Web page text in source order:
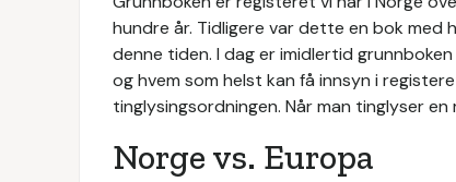
hundre år. Tidligere var dette en bok med
denne tiden. I dag er imidlertid
og hvem som helst kan få innsyn i
tinglysingsordningen. Når man tinglyser
Norge vs. Europa